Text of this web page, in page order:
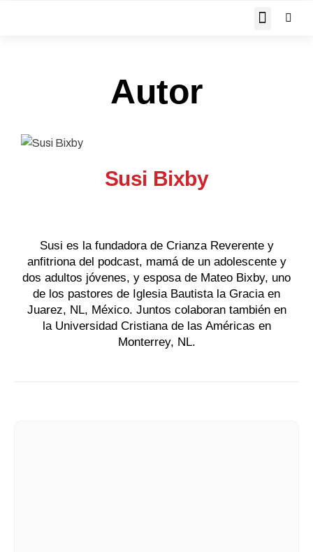
Autor
Susi Bixby
Susi es la fundadora de Crianza Reverente y
anfitriona del podcast, mamá de un adolescente y
dos adultos jóvenes, y esposa de Mateo Bixby, uno
de los pastores de Iglesia Bautista la Gracia en
Juarez, NL, México. Juntos colaboran también en
la Universidad Cristiana de las Américas en
Monterrey, NL.